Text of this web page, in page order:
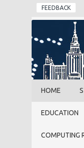
Skip to main
FEEDBACK
HOME
EDUCATION
COMPUTING